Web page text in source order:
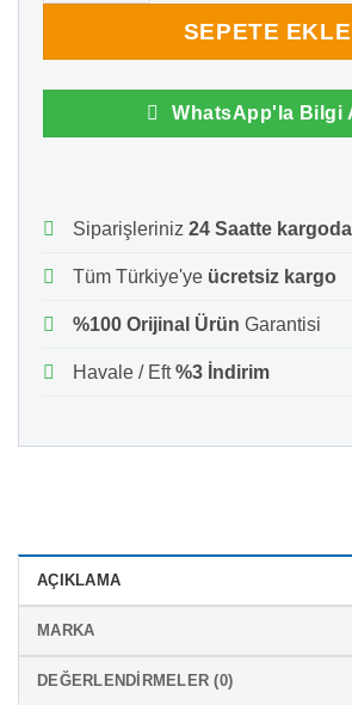
SEPETE EKLE
WhatsApp'la Bilgi
Siparişleriniz 24 Saatte kargoda
Tüm Türkiye'ye ücretsiz kargo
%100 Orijinal Ürün Garantisi
Havale / Eft%3 İndirim
AÇIKLAMA
MARKA
DEĞERLENDIRMELER (0)